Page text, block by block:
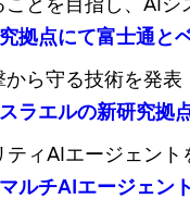
拠点にて富士通と
ら守る技術を発表
ラエルの新研究拠
ィAIエージェント
ルチAIエージェン